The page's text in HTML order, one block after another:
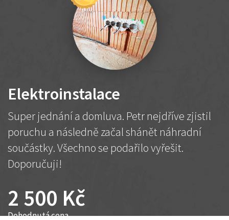
Elektroinstalace
Super jednání a domluva. Petr nejdříve zjistil
poruchu a následně začal shánět náhradní
součástky. Všechno se podařilo vyřešit.
Doporučuji!
2 500 Kč
Dohodnutá cena